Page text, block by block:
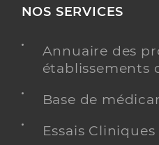
NOS SERVICES
Annuaire des
établissements
Base de
Essais Cliniques